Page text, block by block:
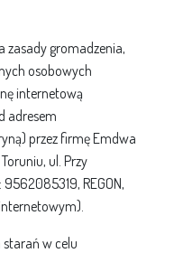
zasady gromadzenia,
osobowych
internetową
adresem
przez firmę Emdwa
ul. Przy
REGON,
w celu